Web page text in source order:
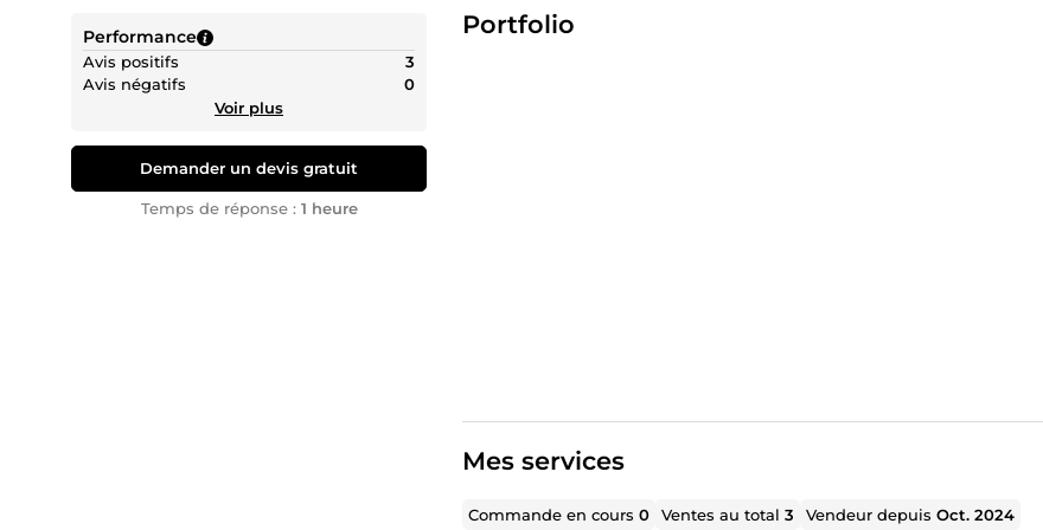
Performance
Avis positifs
3
Avis négatifs
0
Voir plus
Demander un devis gratuit
Temps de réponse : 1 heure
Portfolio
Mes services
Commande en cours0 Ventes au total3 Vendeur depuisOct. 2024